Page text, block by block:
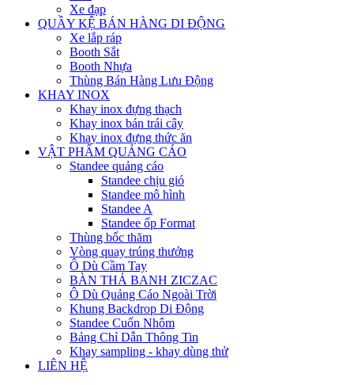
Xe đạp
QUẦY KỆ BÁN HÀNG DI ĐỘNG
Xe lắp ráp
Booth Sắt
Booth Nhựa
Thùng Bán Hàng Lưu Động
KHAY INOX
Khay inox đựng thạch
Khay inox bán trái cây
Khay inox đựng thức ăn
VẬT PHẨM QUẢNG CÁO
Standee quảng cáo
Standee chịu gió
Standee mô hình
Standee A
Standee ốp Format
Thùng bốc thăm
Vòng quay trúng thưởng
Ô Dù Cầm Tay
BÀN THẢ BANH ZICZAC
Ô Dù Quảng Cáo Ngoài Trời
Khung Backdrop Di Động
Standee Cuốn Nhôm
Bảng Chỉ Dẫn Thông Tin
Khay sampling - khay dùng thử
LIÊN HỆ